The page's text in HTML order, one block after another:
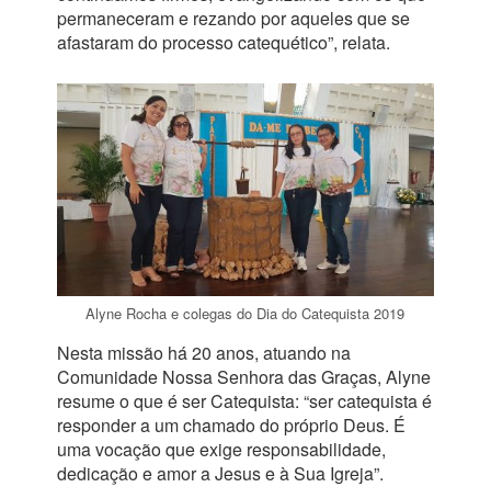
permaneceram e rezando por aqueles que se
afastaram do processo catequético”, relata.
Alyne Rocha e colegas do Dia do Catequista 2019
Nesta missão há 20 anos, atuando na
Comunidade Nossa Senhora das Graças, Alyne
resume o que é ser Catequista: “ser catequista é
responder a um chamado do próprio Deus. É
uma vocação que exige responsabilidade,
dedicação e amor a Jesus e à Sua Igreja”.